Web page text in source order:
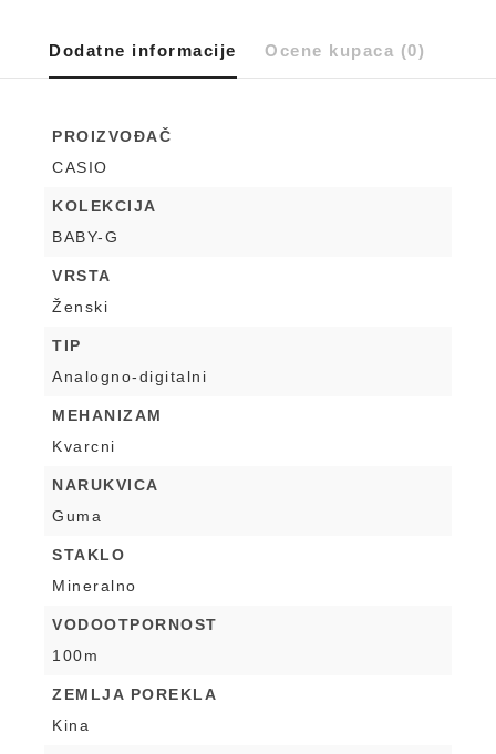
Dodatne informacije Ocene kupaca (0)
PROIZVOĐAČ
CASIO
KOLEKCIJA
BABY-G
VRSTA
Ženski
TIP
Analogno-digitalni
MEHANIZAM
Kvarcni
NARUKVICA
Guma
STAKLO
Mineralno
VODOOTPORNOST
100m
ZEMLJA POREKLA
Kina